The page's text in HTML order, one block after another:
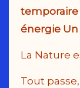
énergie
La Nature
Tout